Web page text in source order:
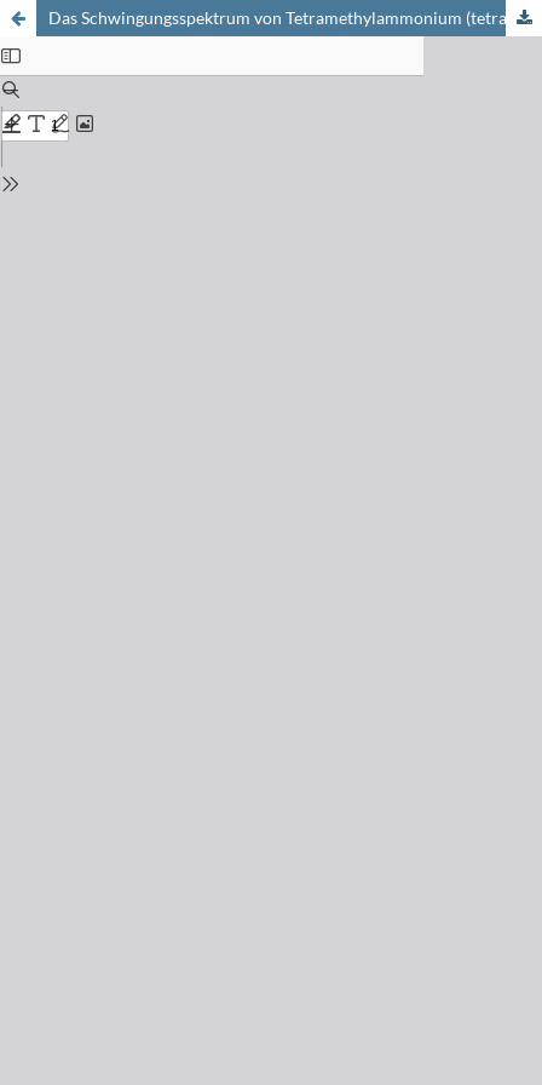
Das Schwingungsspektrum von Tetramethylammonium (tetrakis)-Diäthylberylliumcyanid, [NMe